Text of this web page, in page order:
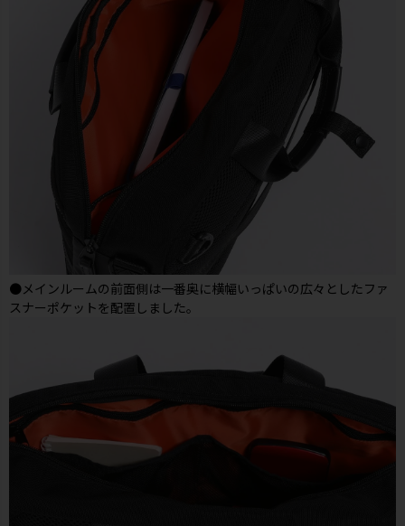
●メインルームの前面側は一番奥に横幅いっぱいの広々としたファ
スナーポケットを配置しました。